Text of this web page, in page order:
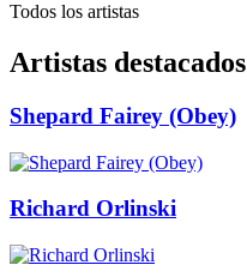
Todos los artistas
Artistas destacados
Shepard Fairey (Obey)
Richard Orlinski